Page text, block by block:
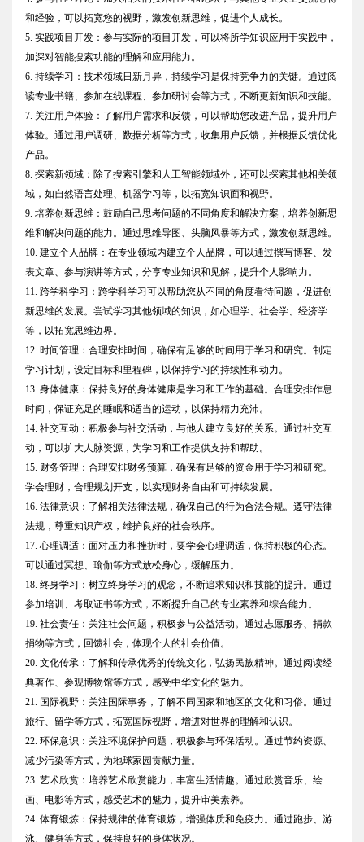
和经验，可以拓宽您的视野，激发创新思维，促进个人成长。
5. 实践项目开发：参与实际的项目开发，可以将所学知识应用于实践中，
加深对智能搜索功能的理解和应用能力。
6. 持续学习：技术领域日新月异，持续学习是保持竞争力的关键。通过阅
读专业书籍、参加在线课程、参加研讨会等方式，不断更新知识和技能。
7. 关注用户体验：了解用户需求和反馈，可以帮助您改进产品，提升用户
体验。通过用户调研、数据分析等方式，收集用户反馈，并根据反馈优化
产品。
8. 探索新领域：除了搜索引擎和人工智能领域外，还可以探索其他相关领
域，如自然语言处理、机器学习等，以拓宽知识面和视野。
9. 培养创新思维：鼓励自己思考问题的不同角度和解决方案，培养创新思
维和解决问题的能力。通过思维导图、头脑风暴等方式，激发创新思维。
10. 建立个人品牌：在专业领域内建立个人品牌，可以通过撰写博客、发
表文章、参与演讲等方式，分享专业知识和见解，提升个人影响力。
11. 跨学科学习：跨学科学习可以帮助您从不同的角度看待问题，促进创
新思维的发展。尝试学习其他领域的知识，如心理学、社会学、经济学
等，以拓宽思维边界。
12. 时间管理：合理安排时间，确保有足够的时间用于学习和研究。制定
学习计划，设定目标和里程碑，以保持学习的持续性和动力。
13. 身体健康：保持良好的身体健康是学习和工作的基础。合理安排作息
时间，保证充足的睡眠和适当的运动，以保持精力充沛。
14. 社交互动：积极参与社交活动，与他人建立良好的关系。通过社交互
动，可以扩大人脉资源，为学习和工作提供支持和帮助。
15. 财务管理：合理安排财务预算，确保有足够的资金用于学习和研究。
学会理财，合理规划开支，以实现财务自由和可持续发展。
16. 法律意识：了解相关法律法规，确保自己的行为合法合规。遵守法律
法规，尊重知识产权，维护良好的社会秩序。
17. 心理调适：面对压力和挫折时，要学会心理调适，保持积极的心态。
可以通过冥想、瑜伽等方式放松身心，缓解压力。
18. 终身学习：树立终身学习的观念，不断追求知识和技能的提升。通过
参加培训、考取证书等方式，不断提升自己的专业素养和综合能力。
19. 社会责任：关注社会问题，积极参与公益活动。通过志愿服务、捐款
捐物等方式，回馈社会，体现个人的社会价值。
20. 文化传承：了解和传承优秀的传统文化，弘扬民族精神。通过阅读经
典著作、参观博物馆等方式，感受中华文化的魅力。
21. 国际视野：关注国际事务，了解不同国家和地区的文化和习俗。通过
旅行、留学等方式，拓宽国际视野，增进对世界的理解和认识。
22. 环保意识：关注环境保护问题，积极参与环保活动。通过节约资源、
减少污染等方式，为地球家园贡献力量。
23. 艺术欣赏：培养艺术欣赏能力，丰富生活情趣。通过欣赏音乐、绘
画、电影等方式，感受艺术的魅力，提升审美素养。
24. 体育锻炼：保持规律的体育锻炼，增强体质和免疫力。通过跑步、游
泳、健身等方式，保持良好的身体状况。